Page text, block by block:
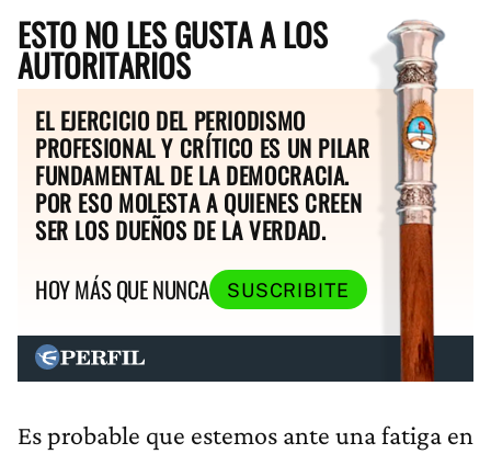
ESTO NO LES GUSTA A LOS
AUTORITARIOS
EL EJERCICIO DEL PERIODISMO
PROFESIONAL Y CRÍTICO ES UN PILAR
FUNDAMENTAL DE LA DEMOCRACIA.
POR ESO MOLESTA A QUIENES CREEN
SER LOS DUEÑOS DE LA VERDAD.
HOY MÁS QUE NUNCA
SUSCRIBITE
Es probable que estemos ante una fatiga en